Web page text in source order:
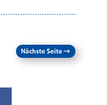
Nächste Seite→